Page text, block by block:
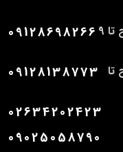
کارشناس فروش (پاسخ گویی 9 صبح تا 9 09128698266
9 صبح تا 09128138773
02634202423
09025058790